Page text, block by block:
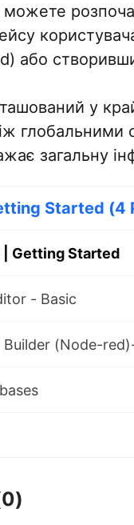
або
у
глобальними
загальну
Started (4
| Getting Started
- Basic
Builder (Node-